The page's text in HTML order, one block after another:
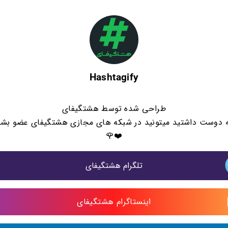
Hashtagify
طراحی شده توسط هشتگیفای
دوست داشتید میتونید در شبکه های مجازی هشتگیفای عضو
❤️🌹
تلگرام هشتگیفای
اینستاگرام هشتگیفای